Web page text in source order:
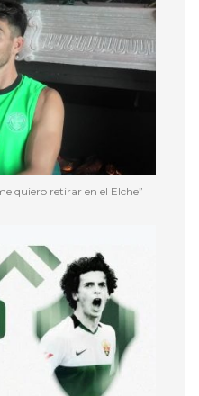
quiero retirar en el Elche”